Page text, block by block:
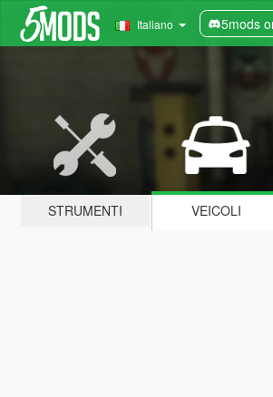
Italiano 5mods
STRUMENTI VEICOLI